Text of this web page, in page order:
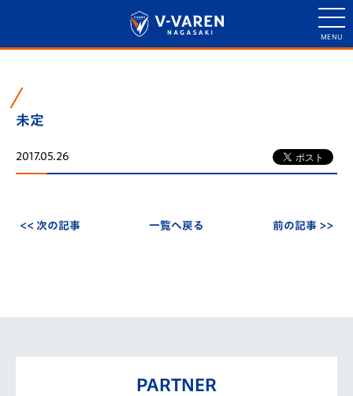
未定
2017.05.26
<< 次の記事 一覧へ戻る 前の記事 >>
PARTNER